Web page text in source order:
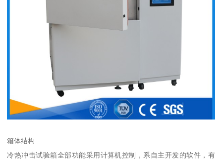
箱体结构
冷热冲击试验箱全部功能采用计算机控制，系自主开发的软件，有